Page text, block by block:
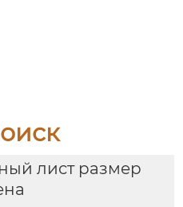
лист размер